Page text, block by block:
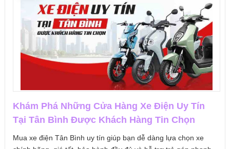
Khám Phá Những Cửa Hàng Xe Điện Uy Tín
Tại Tân Bình Được Khách Hàng Tin Chọn
Mua xe điện Tân Bình uy tín giúp bạn dễ dàng lựa chọn xe